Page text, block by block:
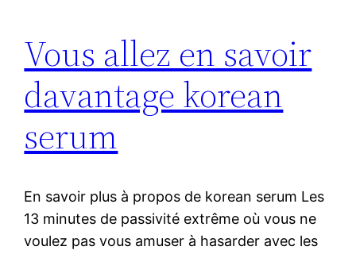
Vous allez en savoir
davantage korean
serum
En savoir plus à propos de korean serum Les
13 minutes de passivité extrême où vous ne
voulez pas vous amuser à hasarder avec les